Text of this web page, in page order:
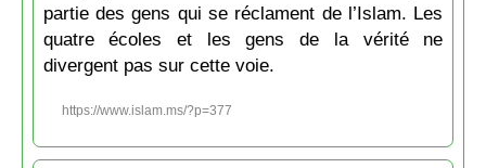
partie des gens qui se réclament de l’Islam. Les
quatre écoles et les gens de la vérité ne
divergent pas sur cette voie.
https://www.islam.ms/?p=377